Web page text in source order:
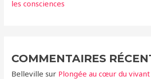
les consciences
COMMENTAIRES
Belleville sur Plongée au cœur du